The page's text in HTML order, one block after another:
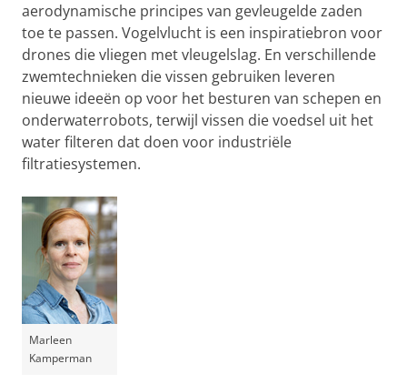
aerodynamische principes van gevleugelde zaden
toe te passen. Vogelvlucht is een inspiratiebron voor
drones die vliegen met vleugelslag. En verschillende
zwemtechnieken die vissen gebruiken leveren
nieuwe ideeën op voor het besturen van schepen en
onderwaterrobots, terwijl vissen die voedsel uit het
water filteren dat doen voor industriële
filtratiesystemen.
Marleen
Kamperman